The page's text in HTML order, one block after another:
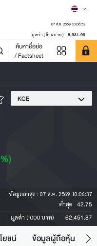
07 ส.ค. 2569 10:06:52
มูลค่า (ล้านบาท) 8,931.99
ค้นหาชื่อย่อ
/ Factsheet
KCE
ข้อมูลล่าสุด : 07 ส.ค. 2569 10:06:37
ต่ำสุด 42.75
มูลค่า ('000 บาท) 62,451.87
ยชน์ ข้อมูลผู้ถือหุ้น